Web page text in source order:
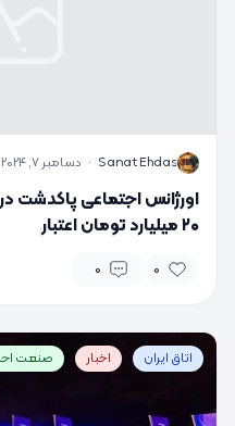
S
Sanat Ehdas
· دسامبر 7, 2024
اورژانس اجتماعی پاکدشت
۲۰ میلیارد تومان اعتبار
0
0
اتاق ایران اخبار صنعت